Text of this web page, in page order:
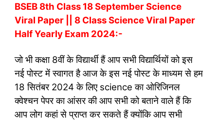
BSEB 8th Class 18 September Science
Viral Paper || 8 Class Science Viral Paper
Half Yearly Exam 2024:-
जो भी कक्षा 8वीं के विद्यार्थी हैं आप सभी विद्यार्थियों को इस
नई पोस्ट में स्वागत है आज के इस नई पोस्ट के माध्यम से हम
18 सितंबर 2024 के लिए science का ओरिजिनल
क्वेश्चन पेपर का आंसर की आप सभी को बताने वाले हैं कि
आप लोग कहां से प्राप्त कर सकते हैं क्योंकि आप सभी